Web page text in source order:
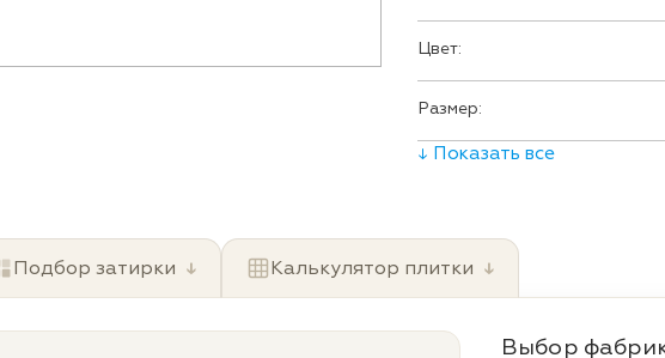
Цвет:
Размер:
↓ Показать все
Подбор затирки ↓ Калькулятор плитки ↓
Выбор